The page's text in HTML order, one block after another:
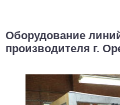
Оборудование
производителя г.